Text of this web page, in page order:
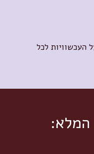
העכשוויות לכל
המלא: